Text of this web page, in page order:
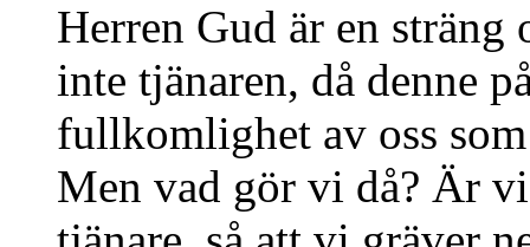
Herren Gud är en sträng
inte tjänaren, då denne
fullkomlighet av oss
Men vad gör vi då? Är